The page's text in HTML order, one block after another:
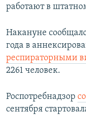
работают в
Накануне
года в
респираторными
2261 человек.
Роспотребнадзор
сентября